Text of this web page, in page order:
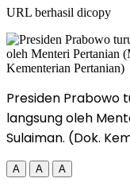
URL berhasil dicopy
Presiden Prabowo
langsung oleh
Sulaiman. (Dok.
A A A